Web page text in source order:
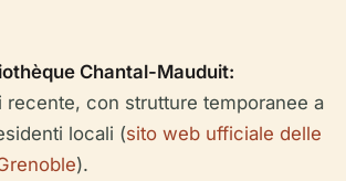
Chantal-Mauduit:
recente, con strutture temporanee a
locali (sito web ufficiale delle
).